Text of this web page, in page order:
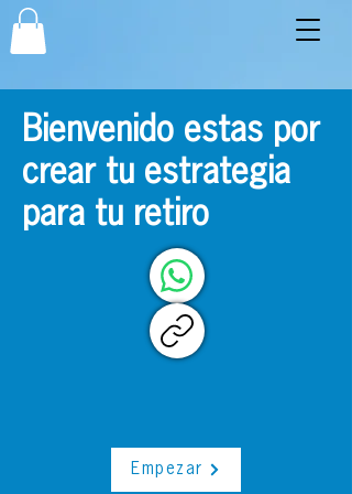
Bienvenido estas por
crear tu estrategia
para tu retiro
Empezar